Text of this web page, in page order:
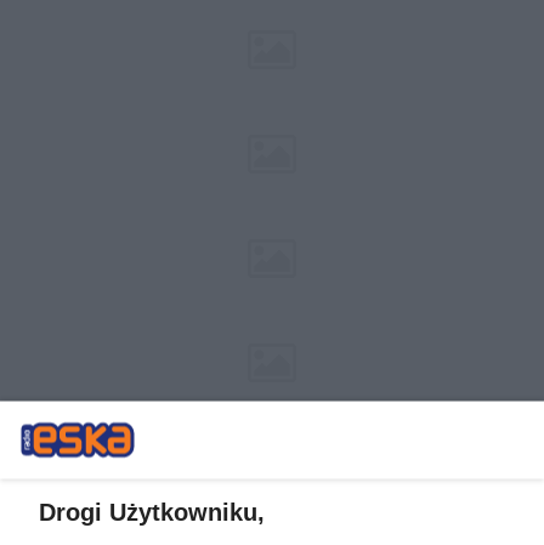
Drogi Użytkowniku,